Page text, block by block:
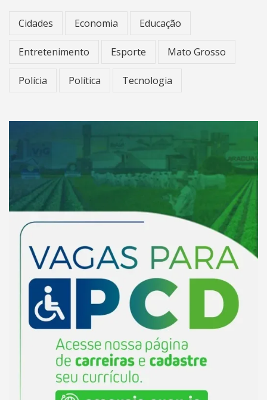
Cidades Economia Educação
Entretenimento Esporte Mato Grosso
Polícia Política Tecnologia